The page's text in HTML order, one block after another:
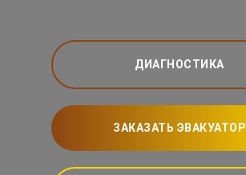
ДИАГНОСТИКА
ЗАКАЗАТЬ ЭВАКУАТОР